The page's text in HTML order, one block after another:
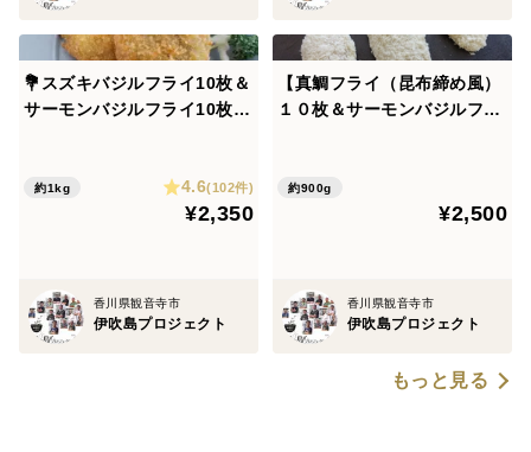
💐スズキバジルフライ10枚＆
サーモンバジルフライ10枚 👂
サク衣にジューシーな身、バ
ジル風味で子供も大喜び♪揚
約1kg 4.6(102件)
¥2,350
香川県観音寺市
伊吹島プロジェクト
【真鯛フライ（昆布締め風）
１０枚＆サーモンバジルフラ
リアージュ！ブラボー伊吹島
約900g
¥2,500
香川県観音寺市
伊吹島プロジェクト
もっと見る